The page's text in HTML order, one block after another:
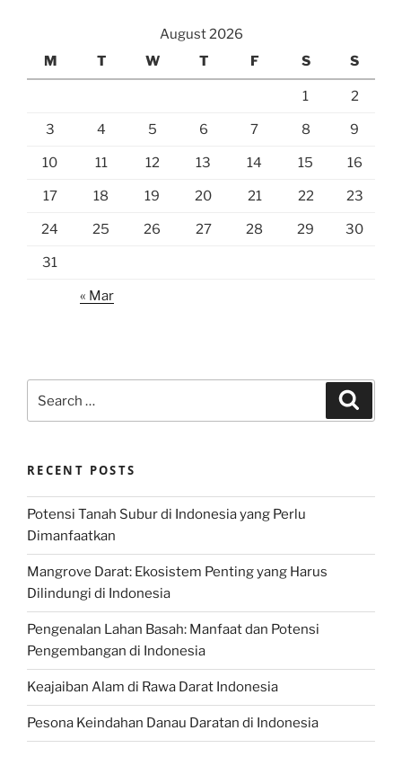
August 2026
M
T W T F S S
1 2
3 4 5 6 7 8 9
10 11 12 13 14 15 16
17 18 19 20 21 22 23
24 25 26 27 28 29 30
31
« Mar
for:
RECENT POSTS
Potensi Tanah Subur di Indonesia yang Perlu
Dimanfaatkan
Mangrove Darat: Ekosistem Penting yang Harus
Dilindungi di Indonesia
Pengenalan Lahan Basah: Manfaat dan Potensi
Pengembangan di Indonesia
Keajaiban Alam di Rawa Darat Indonesia
Pesona Keindahan Danau Daratan di Indonesia